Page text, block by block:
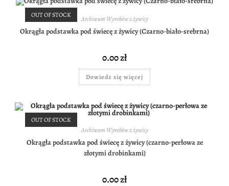
OUT OF STOCK Archiwum Wyrobów z żywicy
Okrągła podstawka pod świecę z żywicy (Czarno-biało-srebrna)
0.00zł
Dowiedz się więcej
OUT OF STOCK
Archiwum Wyrobów z żywicy
Okrągła podstawka pod świecę z żywicy (czarno-perłowa ze
złotymi drobinkami)
0.00zł